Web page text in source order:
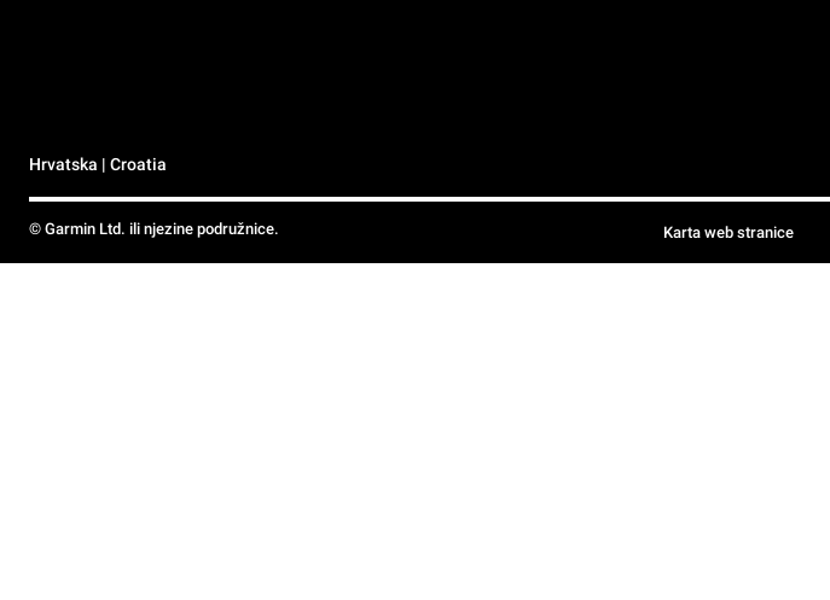
Hrvatska | Croatia
© Garmin Ltd. ili njezine podružnice. Karta web stranice